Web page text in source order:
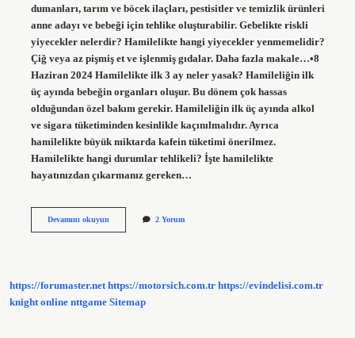
dumanları, tarım ve böcek ilaçları, pestisitler ve temizlik ürünleri
anne adayı ve bebeği için tehlike oluşturabilir. Gebelikte riskli
yiyecekler nelerdir? Hamilelikte hangi yiyecekler yenmemelidir?
Çiğ veya az pişmiş et ve işlenmiş gıdalar. Daha fazla makale…•8
Haziran 2024 Hamilelikte ilk 3 ay neler yasak? Hamileliğin ilk
üç ayında bebeğin organları oluşur. Bu dönem çok hassas
olduğundan özel bakım gerekir. Hamileliğin ilk üç ayında alkol
ve sigara tüketiminden kesinlikle kaçınılmalıdır. Ayrıca
hamilelikte büyük miktarda kafein tüketimi önerilmez.
Hamilelikte hangi durumlar tehlikeli? İşte hamilelikte
hayatınızdan çıkarmanız gereken…
Devamını okuyunGebelikte
2 Yorum
https://forumaster.net https://motorsich.com.tr https://evindelisi.com.tr
knight online nttgame Sitemap